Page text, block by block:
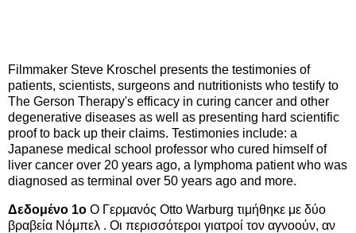
Filmmaker Steve Kroschel presents the testimonies of
patients, scientists, surgeons and nutritionists who testify to
The Gerson Therapy's efficacy in curing cancer and other
degenerative diseases as well as presenting hard scientific
proof to back up their claims. Testimonies include: a
Japanese medical school professor who cured himself of
liver cancer over 20 years ago, a lymphoma patient who was
diagnosed as terminal over 50 years ago and more.
Δεδομένο 1ο Ο Γερμανός Otto Warburg τιμήθηκε με δύο
βραβεία Νόμπελ . Οι περισσότεροι γιατροί τον αγνοούν, αν